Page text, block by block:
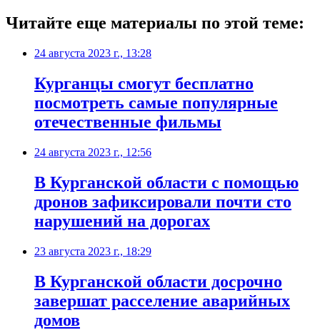
Читайте еще материалы по этой теме:
24 августа 2023 г., 13:28
Курганцы смогут бесплатно
посмотреть самые популярные
отечественные фильмы
24 августа 2023 г., 12:56
В Курганской области с помощью
дронов зафиксировали почти сто
нарушений на дорогах
23 августа 2023 г., 18:29
В Курганской области досрочно
завершат расселение аварийных
домов